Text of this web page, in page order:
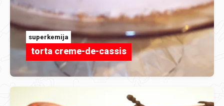
superkemija
torta creme-de-cassis